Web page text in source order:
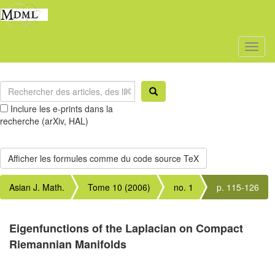
Inclure les e-prints dans la
recherche (arXiv, HAL)
Asian J. Math. Tome 10 (2006) no. 1 p. 115-126
Eigenfunctions of the Laplacian on Compact
Riemannian Manifolds